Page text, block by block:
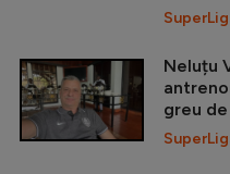
Neluțu
greu